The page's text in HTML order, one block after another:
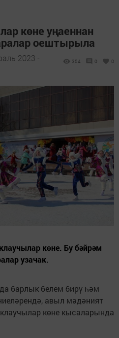
көне уңаеннан
оештырыла
2023 -
354 0 0
көне. Бу бәйрәм
узачак.
барлык белем бирү һәм
авыл мәдәният
көне кысаларында